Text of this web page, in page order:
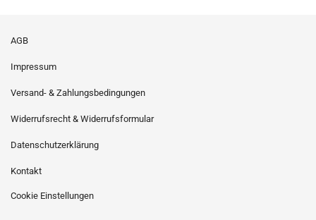
AGB
Impressum
Versand- & Zahlungsbedingungen
Widerrufsrecht & Widerrufsformular
Datenschutzerklärung
Kontakt
Cookie Einstellungen